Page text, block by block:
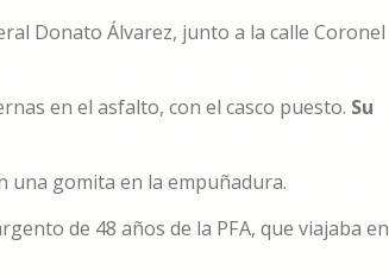
Donato Álvarez, junto a la calle Coronel
en el asfalto, con el casco puesto. Su
una gomita en la empuñadura.
de 48 años de la PFA, que viajaba en